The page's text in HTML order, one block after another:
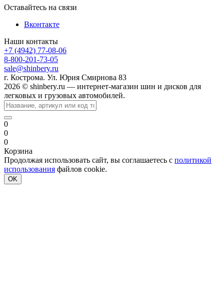
Оставайтесь на связи
Вконтакте
Наши контакты
+7 (4942) 77-08-06
8-800-201-73-05
sale@shinbery.ru
г. Кострома. Ул. Юрия Смирнова 83
2026 © shinbery.ru — интернет-магазин шин и дисков для
легковых и грузовых автомобилей.
0
0
0
Корзина
Продолжая использовать сайт, вы соглашаетесь с политикой
использования файлов cookie.
OK